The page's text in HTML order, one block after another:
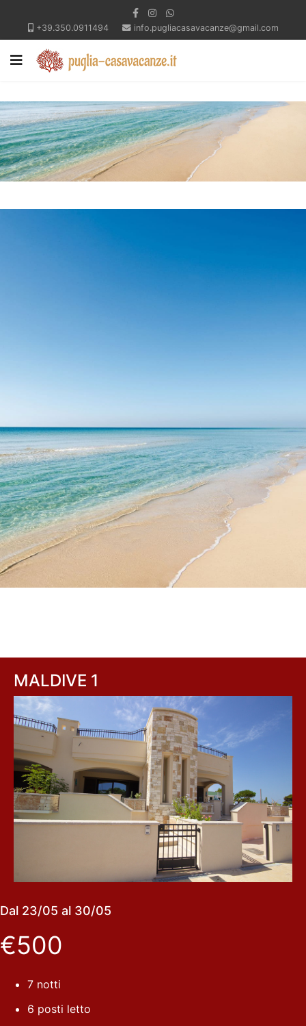
+39.350.0911494 info.pugliacasavacanze@gmail.com
MALDIVE 1
Dal 23/05 al 30/05
€500
7 notti
6 posti letto